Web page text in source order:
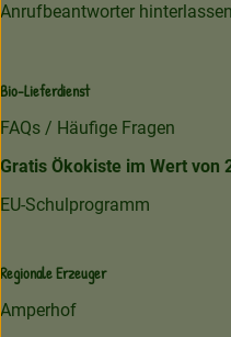
Anrufbeantworter
Bio-Lieferdienst
FAQs / Häufige Fragen
Gratis Ökokiste im Wert von
EU-Schulprogramm
Regionale Erzeuger
Amperhof